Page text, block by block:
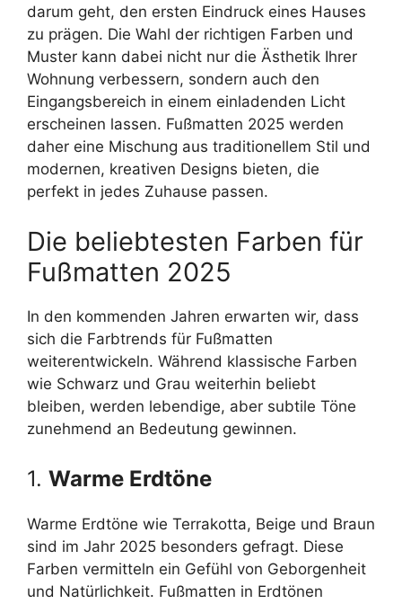
darum geht, den ersten Eindruck eines Hauses
zu prägen. Die Wahl der richtigen Farben und
Muster kann dabei nicht nur die Ästhetik Ihrer
Wohnung verbessern, sondern auch den
Eingangsbereich in einem einladenden Licht
erscheinen lassen. Fußmatten 2025 werden
daher eine Mischung aus traditionellem Stil und
modernen, kreativen Designs bieten, die
perfekt in jedes Zuhause passen.
Die beliebtesten Farben für
Fußmatten 2025
In den kommenden Jahren erwarten wir, dass
sich die Farbtrends für Fußmatten
weiterentwickeln. Während klassische Farben
wie Schwarz und Grau weiterhin beliebt
bleiben, werden lebendige, aber subtile Töne
zunehmend an Bedeutung gewinnen.
1. Warme Erdtöne
Warme Erdtöne wie Terrakotta, Beige und Braun
sind im Jahr 2025 besonders gefragt. Diese
Farben vermitteln ein Gefühl von Geborgenheit
und Natürlichkeit. Fußmatten in Erdtönen